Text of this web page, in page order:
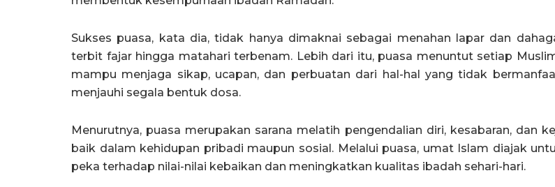
Sukses puasa, kata dia, tidak hanya dimaknai sebagai menahan lapar dan
terbit fajar hingga matahari terbenam. Lebih dari itu, puasa menuntut setiap
mampu menjaga sikap, ucapan, dan perbuatan dari hal-hal yang tidak
menjauhi segala bentuk dosa.
Menurutnya, puasa merupakan sarana melatih pengendalian diri, kesabaran, dan
baik dalam kehidupan pribadi maupun sosial. Melalui puasa, umat Islam diajak
peka terhadap nilai-nilai kebaikan dan meningkatkan kualitas ibadah sehari-hari.